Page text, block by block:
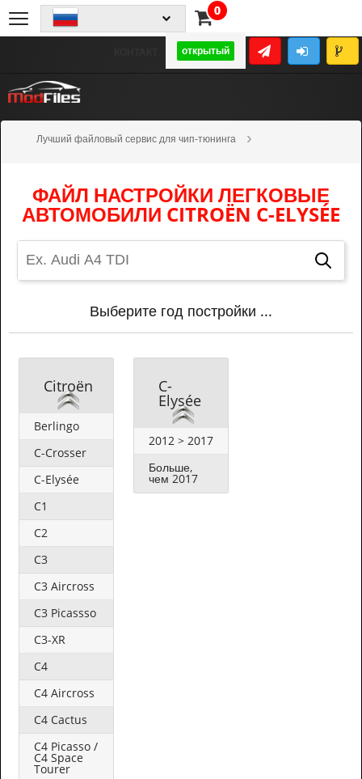
0
открытый
Лучший файловый сервис для чип-тюнинга
ФАЙЛ НАСТРОЙКИ ЛЕГКОВЫЕ
АВТОМОБИЛИ CITROËN C-ELYSÉE
Выберите год постройки ...
Citroën
Berlingo
C-Crosser
C-Elysée
C1
C2
C3
C3 Aircross
C3 Picassso
C3-XR
C4
C4 Aircross
C4 Cactus
C4 Picasso /
C4 Space
Tourer
C-
Elysée
2012 > 2017
Больше,
чем 2017